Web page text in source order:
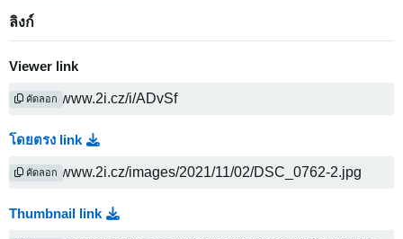
ลิงก์
Viewer link
คัดลอก
โดยตรง link
คัดลอก
Thumbnail link